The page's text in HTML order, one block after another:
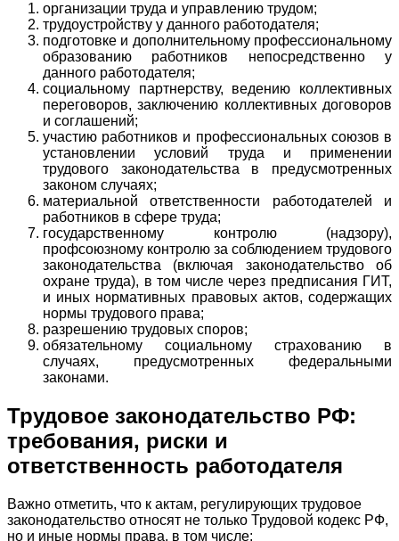
организации труда и управлению трудом;
трудоустройству у данного работодателя;
подготовке и дополнительному профессиональному
образованию работников непосредственно у
данного работодателя;
социальному партнерству, ведению коллективных
переговоров, заключению коллективных договоров
и соглашений;
участию работников и профессиональных союзов в
установлении условий труда и применении
трудового законодательства в предусмотренных
законом случаях;
материальной ответственности работодателей и
работников в сфере труда;
государственному контролю (надзору),
профсоюзному контролю за соблюдением трудового
законодательства (включая законодательство об
охране труда), в том числе через предписания ГИТ,
и иных нормативных правовых актов, содержащих
нормы трудового права;
разрешению трудовых споров;
обязательному социальному страхованию в
случаях, предусмотренных федеральными
законами.
Трудовое законодательство РФ:
требования, риски и
ответственность работодателя
Важно отметить, что к актам, регулирующих трудовое
законодательство относят не только Трудовой кодекс РФ,
но и иные нормы права, в том числе: